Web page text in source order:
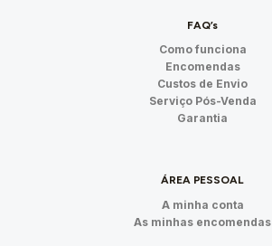
FAQ’s
Como funciona
Encomendas
Custos de Envio
Serviço Pós-Venda
Garantia
ÁREA PESSOAL
A minha conta
As minhas encomendas